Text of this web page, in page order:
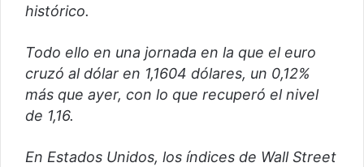
histórico.
Todo ello en una jornada en la que el euro
cruzó al dólar en 1,1604 dólares, un 0,12%
más que ayer, con lo que recuperó el nivel
de 1,16.
En Estados Unidos, los índices de Wall Street